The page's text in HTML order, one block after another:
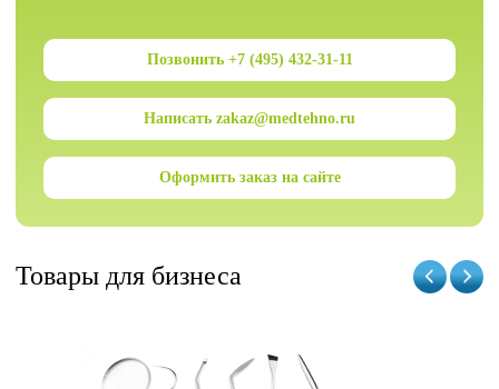
Позвонить +7 (495) 432-31-11
Написать zakaz@medtehno.ru
Оформить заказ на сайте
Товары для бизнеса